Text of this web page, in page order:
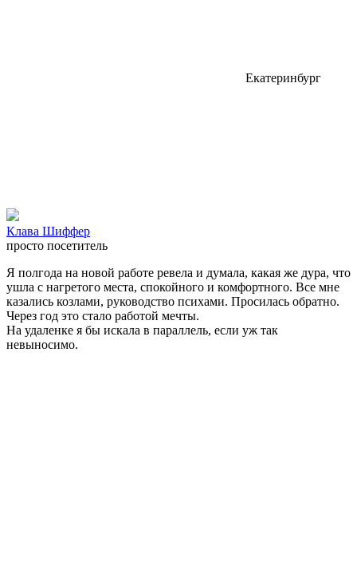
Екатеринбург
Клава Шиффер
просто посетитель
Я полгода на новой работе ревела и думала, какая же дура, что
ушла с нагретого места, спокойного и комфортного. Все мне
казались козлами, руководство психами. Просилась обратно.
Через год это стало работой мечты.
На удаленке я бы искала в параллель, если уж так
невыносимо.